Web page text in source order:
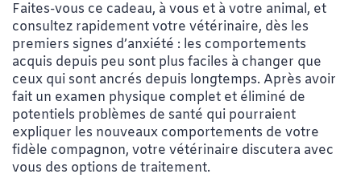
Faites-vous ce cadeau, à vous et à votre animal, et
consultez rapidement votre vétérinaire, dès les
premiers signes d’anxiété : les comportements
acquis depuis peu sont plus faciles à changer que
ceux qui sont ancrés depuis longtemps. Après avoir
fait un examen physique complet et éliminé de
potentiels problèmes de santé qui pourraient
expliquer les nouveaux comportements de votre
fidèle compagnon, votre vétérinaire discutera avec
vous des options de traitement.